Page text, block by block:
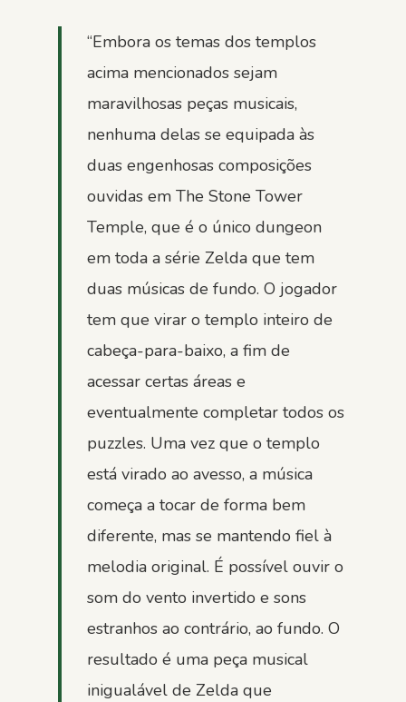
“Embora os temas dos templos
acima mencionados sejam
maravilhosas peças musicais,
nenhuma delas se equipada às
duas engenhosas composições
ouvidas em The Stone Tower
Temple, que é o único dungeon
em toda a série Zelda que tem
duas músicas de fundo. O jogador
tem que virar o templo inteiro de
cabeça-para-baixo, a fim de
acessar certas áreas e
eventualmente completar todos os
puzzles. Uma vez que o templo
está virado ao avesso, a música
começa a tocar de forma bem
diferente, mas se mantendo fiel à
melodia original. É possível ouvir o
som do vento invertido e sons
estranhos ao contrário, ao fundo. O
resultado é uma peça musical
inigualável de Zelda que